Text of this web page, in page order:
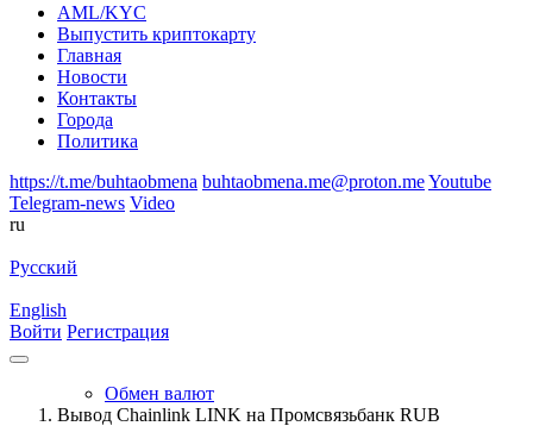
AML/KYC
Выпустить криптокарту
Главная
Новости
Контакты
Города
Политика
https://t.me/buhtaobmena buhtaobmena.me@proton.meYoutube
Telegram-news Video
ru
Русский
English
Войти Регистрация
Обмен валют
Вывод Chainlink LINK на Промсвязьбанк RUB